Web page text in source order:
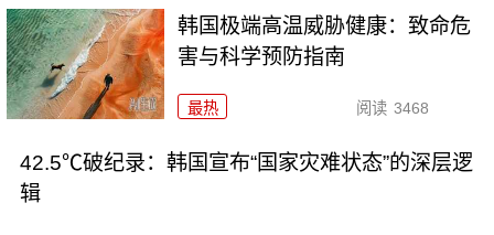
韩国极端高温威胁健康：致命危
害与科学预防指南
最热 阅读 3468
42.5℃破纪录：韩国宣布“国家灾难状态”的深层逻
辑